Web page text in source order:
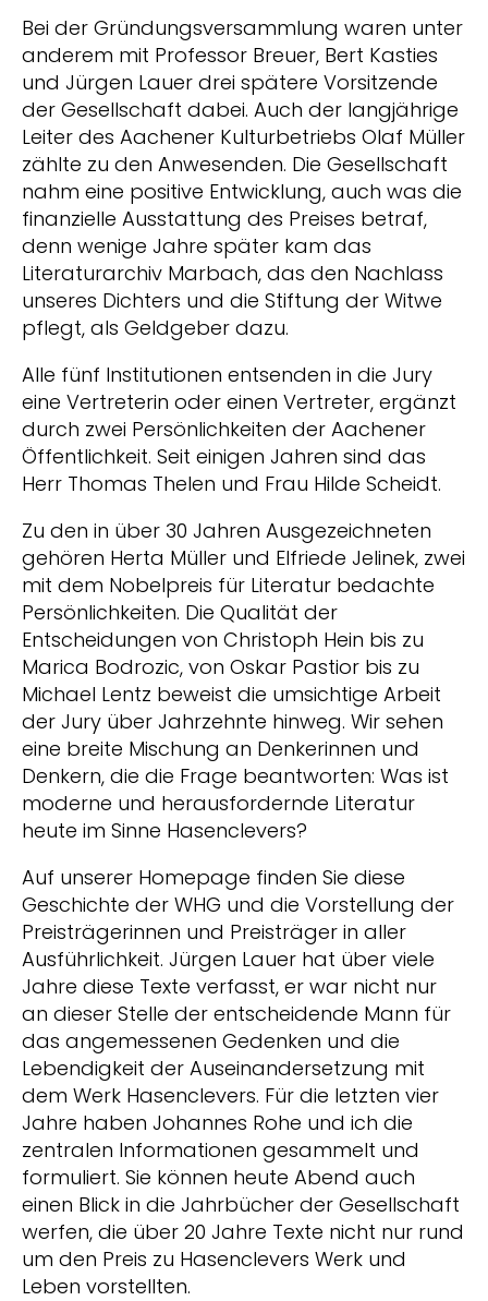
Bei der Gründungsversammlung waren unter
anderem mit Professor Breuer, Bert Kasties
und Jürgen Lauer drei spätere Vorsitzende
der Gesellschaft dabei. Auch der langjährige
Leiter des Aachener Kulturbetriebs Olaf Müller
zählte zu den Anwesenden. Die Gesellschaft
nahm eine positive Entwicklung, auch was die
finanzielle Ausstattung des Preises betraf,
denn wenige Jahre später kam das
Literaturarchiv Marbach, das den Nachlass
unseres Dichters und die Stiftung der Witwe
pflegt, als Geldgeber dazu.
Alle fünf Institutionen entsenden in die Jury
eine Vertreterin oder einen Vertreter, ergänzt
durch zwei Persönlichkeiten der Aachener
Öffentlichkeit. Seit einigen Jahren sind das
Herr Thomas Thelen und Frau Hilde Scheidt.
Zu den in über 30 Jahren Ausgezeichneten
gehören Herta Müller und Elfriede Jelinek, zwei
mit dem Nobelpreis für Literatur bedachte
Persönlichkeiten. Die Qualität der
Entscheidungen von Christoph Hein bis zu
Marica Bodrozic, von Oskar Pastior bis zu
Michael Lentz beweist die umsichtige Arbeit
der Jury über Jahrzehnte hinweg. Wir sehen
eine breite Mischung an Denkerinnen und
Denkern, die die Frage beantworten: Was ist
moderne und herausfordernde Literatur
heute im Sinne Hasenclevers?
Auf unserer Homepage finden Sie diese
Geschichte der WHG und die Vorstellung der
Preisträgerinnen und Preisträger in aller
Ausführlichkeit. Jürgen Lauer hat über viele
Jahre diese Texte verfasst, er war nicht nur
an dieser Stelle der entscheidende Mann für
das angemessenen Gedenken und die
Lebendigkeit der Auseinandersetzung mit
dem Werk Hasenclevers. Für die letzten vier
Jahre haben Johannes Rohe und ich die
zentralen Informationen gesammelt und
formuliert. Sie können heute Abend auch
einen Blick in die Jahrbücher der Gesellschaft
werfen, die über 20 Jahre Texte nicht nur rund
um den Preis zu Hasenclevers Werk und
Leben vorstellten.